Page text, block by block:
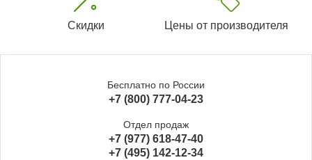
Скидки Цены от производителя
Бесплатно по России
+7 (800) 777-04-23
Отдел продаж
+7 (977) 618-47-40
+7 (495) 142-12-34